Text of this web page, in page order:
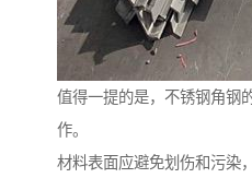
值得一提的是，不锈钢角钢
作。
材料表面应避免划伤和污染